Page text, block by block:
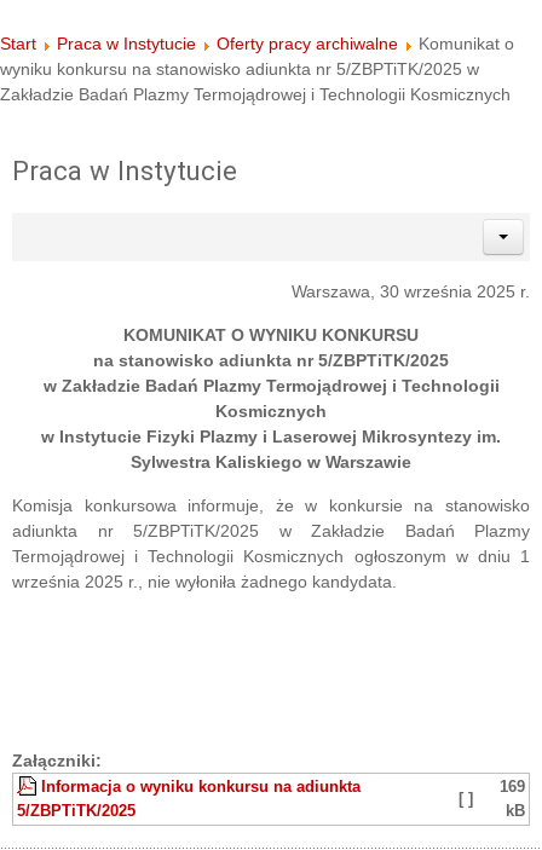
Start Praca w Instytucie Oferty pracy archiwalne
Komunikat o
wyniku konkursu na stanowisko adiunkta nr 5/ZBPTiTK/2025 w
Zakładzie Badań Plazmy Termojądrowej i Technologii Kosmicznych
Praca w Instytucie
Warszawa, 30 września 2025 r.
KOMUNIKAT O WYNIKU KONKURSU
na stanowisko adiunkta nr 5/ZBPTiTK/2025
w Zakładzie Badań Plazmy Termojądrowej i Technologii
Kosmicznych
w Instytucie Fizyki Plazmy i Laserowej Mikrosyntezy im.
Sylwestra Kaliskiego w Warszawie
Komisja konkursowa informuje, że w konkursie na stanowisko
adiunkta nr 5/ZBPTiTK/2025 w Zakładzie Badań Plazmy
Termojądrowej i Technologii Kosmicznych ogłoszonym w dniu 1
września 2025 r., nie wyłoniła żadnego kandydata.
Załączniki:
Informacja o wyniku konkursu na adiunkta
5/ZBPTiTK/2025
[ ]
169
kB